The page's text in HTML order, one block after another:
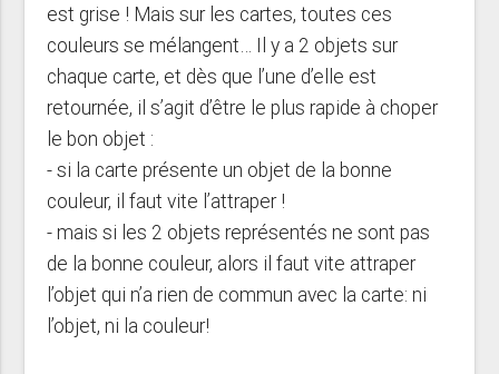
est grise ! Mais sur les cartes, toutes ces
couleurs se mélangent… Il y a 2 objets sur
chaque carte, et dès que l’une d’elle est
retournée, il s’agit d’être le plus rapide à choper
le bon objet :
- si la carte présente un objet de la bonne
couleur, il faut vite l’attraper !
- mais si les 2 objets représentés ne sont pas
de la bonne couleur, alors il faut vite attraper
l’objet qui n’a rien de commun avec la carte: ni
l’objet, ni la couleur!